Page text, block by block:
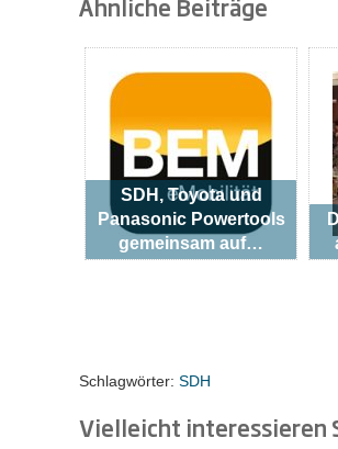
Ähnliche Beiträge
SDH, Toyota und
Panasonic Powertools
gemeinsam auf…
Schlagwörter: SDH
Vielleicht interessieren